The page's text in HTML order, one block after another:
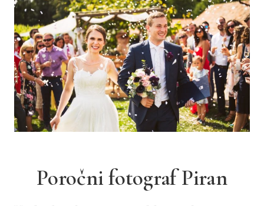
Poročni fotograf Piran